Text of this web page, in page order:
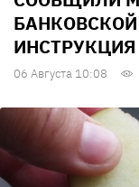
ИНСТРУКЦИЯ
06 Августа 10:08